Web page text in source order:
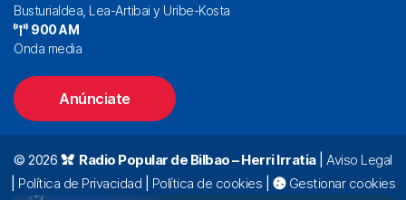
Busturialdea, Lea-Artibai y Uribe-Kosta
900 AM
Onda media
Anúnciate
© 2026 Radio Popular de Bilbao – Herri Irratia| Aviso Legal
Política de Privacidad Política de cookies
Gestionar cookies